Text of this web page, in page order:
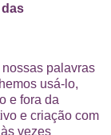
das
palavras
usá-lo,
e fora da
e criação com
vezes